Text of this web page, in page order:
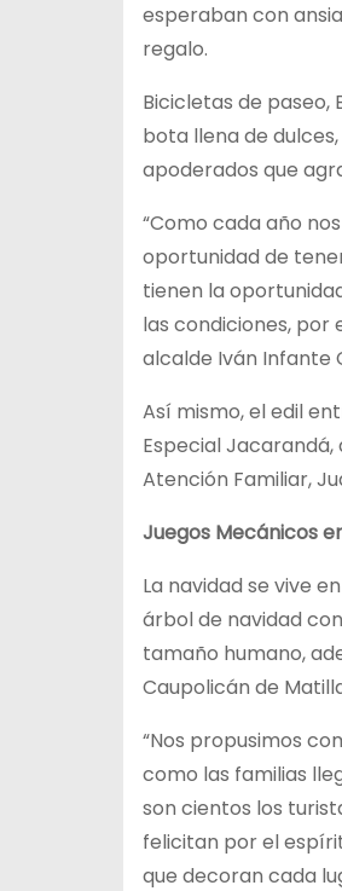
esperaban con
regalo.
Bicicletas de paseo,
bota llena de
apoderados que
“Como cada año
oportunidad de
tienen la
las condiciones, por
alcalde Iván Infante
Así mismo, el edil
Especial
Atención Familiar,
Juegos Mecánicos
La navidad se vive
árbol de navidad
tamaño humano,
Caupolicán de
“Nos propusimos
como las familias
son cientos los
felicitan por el
que decoran cada